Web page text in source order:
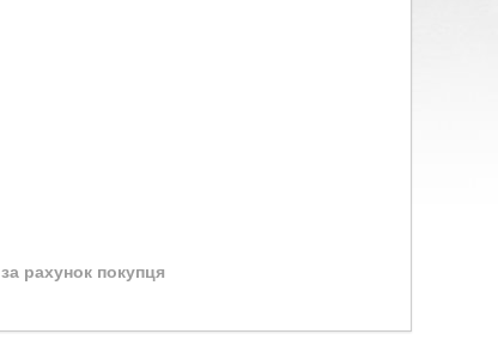
за рахунок покупця